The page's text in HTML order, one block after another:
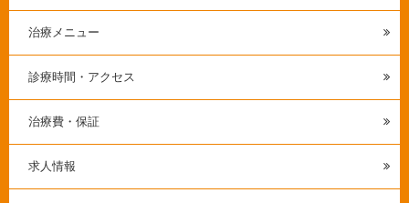
治療メニュー
診療時間・アクセス
治療費・保証
求人情報